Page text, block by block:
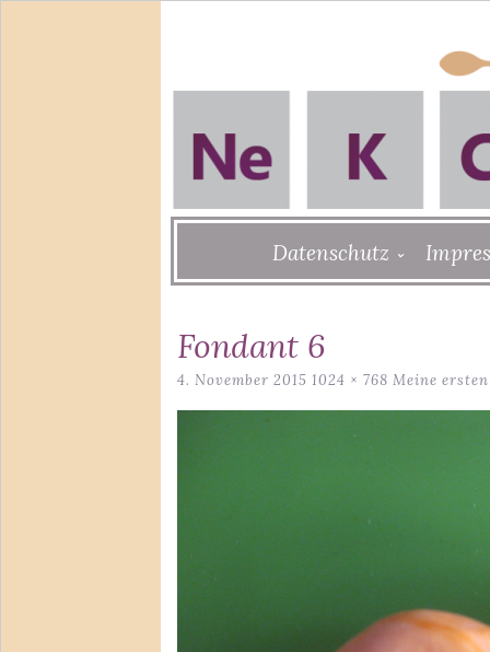
to
Datenschutz
Fondant 6
4. November 2015 1024 × 768 Meine